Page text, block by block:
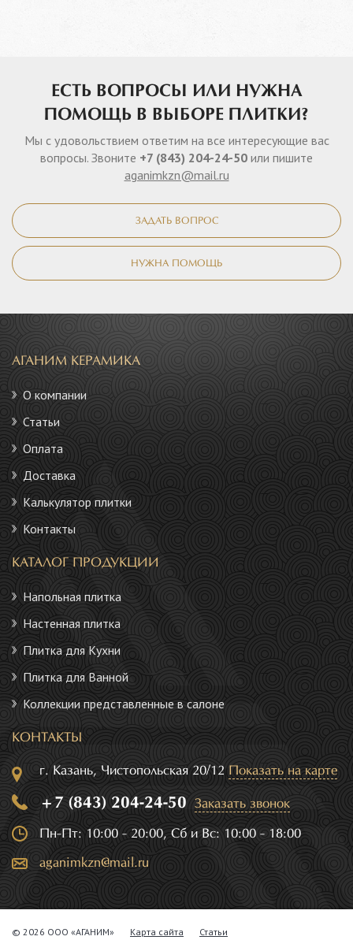
ЕСТЬ ВОПРОСЫ ИЛИ НУЖНА
ПОМОЩЬ В ВЫБОРЕ ПЛИТКИ?
Мы с удовольствием ответим на все интересующие вас
вопросы. Звоните +7 (843) 204-24-50 или пишите
aganimkzn@mail.ru
ЗАДАТЬ ВОПРОС
НУЖНА ПОМОЩЬ
АГАНИМ КЕРАМИКА
О компании
Статьи
Оплата
Доставка
Калькулятор плитки
Контакты
КАТАЛОГ ПРОДУКЦИИ
Напольная плитка
Настенная плитка
Плитка для Кухни
Плитка для Ванной
Коллекции представленные в салоне
КОНТАКТЫ
г. Казань, Чистопольская 20/12 Показать на карте
+7 (843) 204-24-50 Заказать звонок
Пн-Пт: 10:00 - 20:00, Сб и Вс: 10:00 - 18:00
aganimkzn@mail.ru
© 2026 ООО «АГАНИМ» Карта сайта Статьи